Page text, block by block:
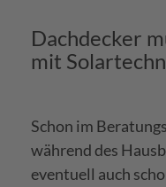
Dachdecker
mit
Schon im
während des
eventuell auch